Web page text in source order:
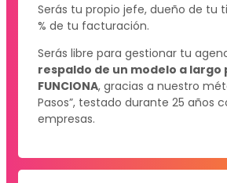
Serás tu propio jefe, dueño de tu
% de tu facturación.
Serás libre para gestionar tu
respaldo de un modelo a largo
FUNCIONA, gracias a nuestro
Pasos”, testado durante 25 años
empresas.